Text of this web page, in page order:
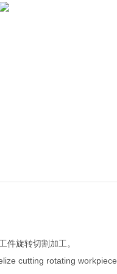
件旋转切割加工。
cutting rotating workpiece.